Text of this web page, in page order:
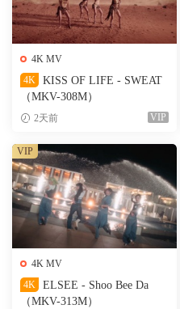
4K MV
4K
KISS OF LIFE - SWEAT
（MKV-308M）
2天前 VIP
4K MV
4K
ELSEE - Shoo Bee Da
（MKV-313M）
VIP